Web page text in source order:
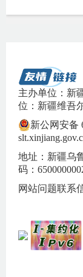
主办单位：新
位：新疆维吾
新公网安备
地址：新疆乌
码：
网站问题联系